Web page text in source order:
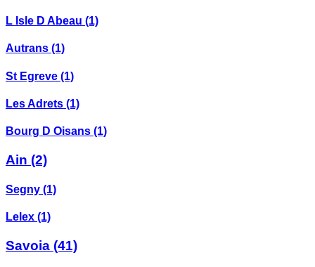
L Isle D Abeau (1)
Autrans (1)
St Egreve (1)
Les Adrets (1)
Bourg D Oisans (1)
Ain (2)
Segny (1)
Lelex (1)
Savoia (41)